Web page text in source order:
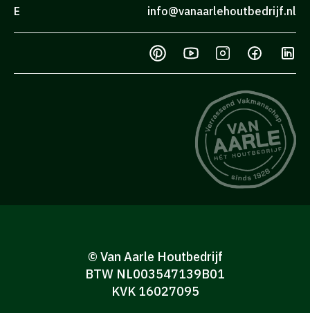
E info@vanaarlehoutbedrijf.nl
© Van Aarle Houtbedrijf
BTW NL003547139B01
KVK 16027095